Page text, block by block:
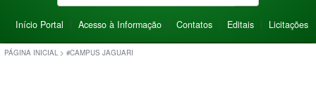
Início Portal Acesso à Informação Contatos Editais Licitações
PÁGINA INICIAL > #CAMPUS JAGUARI